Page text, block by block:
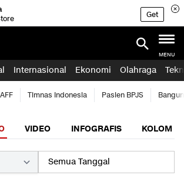
Get
MENU
Internasional Ekonomi Olahraga
Timnas Indonesia Pasien BPJS
VIDEO INFOGRAFIS KOLOM